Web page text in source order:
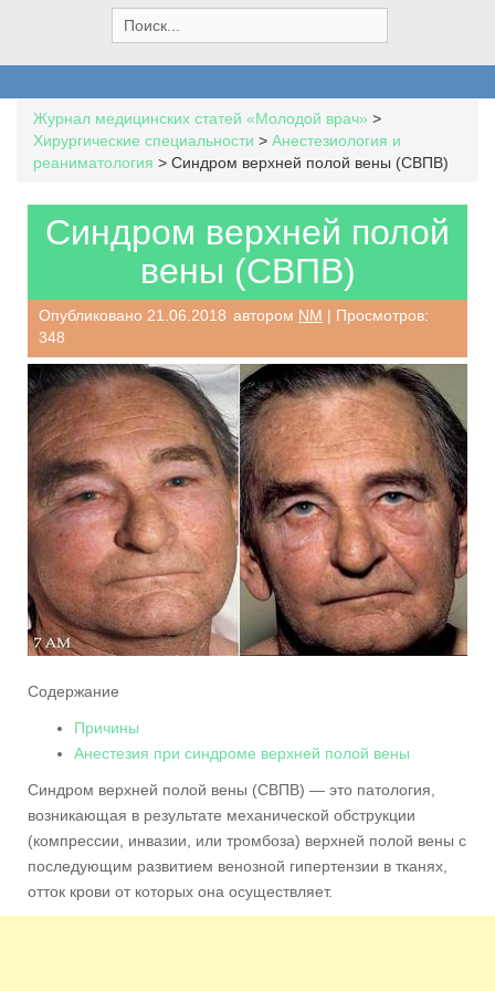
e
a
h
f
o
Журнал медицинских статей «Молодой врач» >
Хирургические специальности > Анестезиология и
реаниматология > Синдром верхней полой вены (СВПВ)
Синдром верхней полой
вены (СВПВ)
Опубликовано 21.06.2018 автором NM | Просмотров:
348
Содержание
Причины
Анестезия при синдроме верхней полой вены
Синдром верхней полой вены (СВПВ) — это патология,
возникающая в результате механической обструкции
(компрессии, инвазии, или тромбоза) верхней полой вены с
последующим развитием венозной гипертензии в тканях,
отток крови от которых она осуществляет.